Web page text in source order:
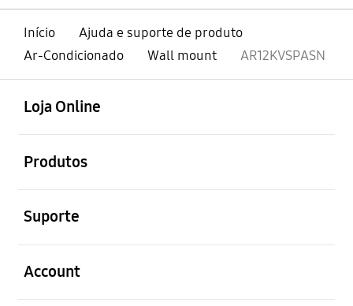
Início
Ajuda e suporte de produto
Ar-Condicionado
Wall mount AR12KVSPASN
Loja Online
Produtos
Suporte
Account